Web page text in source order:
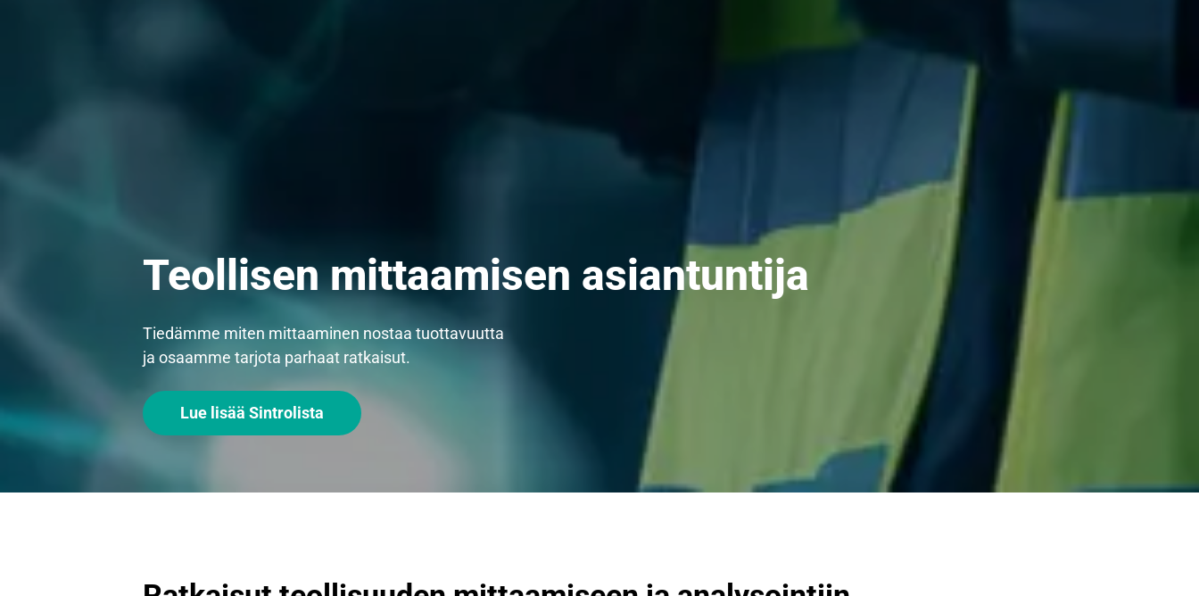
Teollisen mittaamisen asiantuntija
Tiedämme miten mittaaminen nostaa tuottavuutta
ja osaamme tarjota parhaat ratkaisut.
Lue lisää Sintrolista